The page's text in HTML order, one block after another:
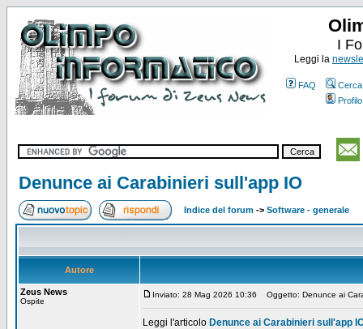
I
Leggi la
FAQ
Cerca
Profilo
Denunce ai Carabinieri sull'app IO
Indice del forum -> Software - generale
Autore
Zeus News
Ospite
Inviato: 28 Mag 2026 10:36 Oggetto: Denunce ai
Leggi l'articolo Denunce ai Carabinieri sull'app